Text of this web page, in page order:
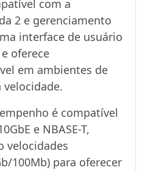
com a
2 e gerenciamento
interface de usuário
oferece
em ambientes de
é compatível
e NBASE-T,
velocidades
100Mb) para oferecer